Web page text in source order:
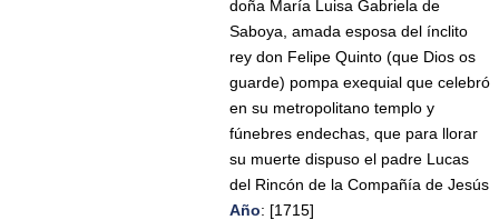
doña María Luisa Gabriela de
Saboya, amada esposa del ínclito
rey don Felipe Quinto (que Dios os
guarde) pompa exequial que celebró
en su metropolitano templo y
fúnebres endechas, que para llorar
su muerte dispuso el padre Lucas
del Rincón de la Compañía de Jesús
Año: [1715]